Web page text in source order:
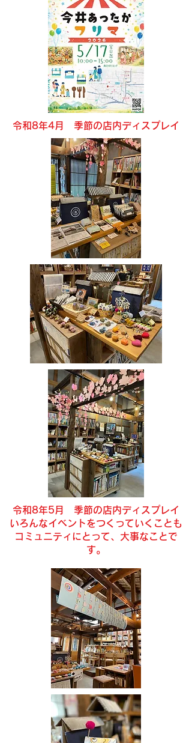
令和8年4月 ​季節の店内ディスプレイ
令和8年5月 ​季節の店内ディスプレイ
​いろんなイベントをつくっていくことも
コミュニティにとって、大事なことで
す。